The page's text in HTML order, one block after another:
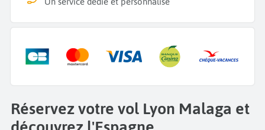
Réservez votre vol Lyon Malaga et